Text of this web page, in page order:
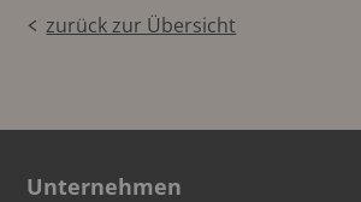
zurück zur Übersicht
Unternehmen